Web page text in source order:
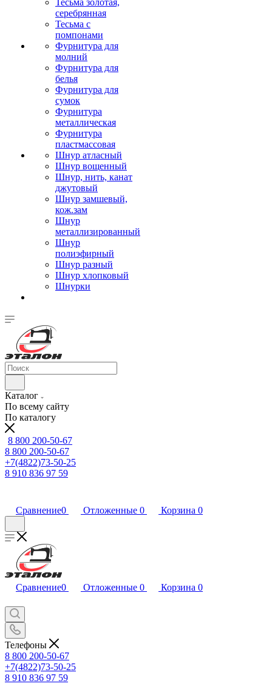
Тесьма золотая,
серебрянная
Тесьма с
помпонами
Фурнитура для
молний
Фурнитура для
белья
Фурнитура для
сумок
Фурнитура
металлическая
Фурнитура
пластмассовая
Шнур атласный
Шнур вощенный
Шнур, нить, канат
джутовый
Шнур замшевый,
кож.зам
Шнур
металлизированный
Шнур
полиэфирный
Шнур разный
Шнур хлопковый
Шнурки
Каталог
По всему сайту
По каталогу
8 800 200-50-67
8 800 200-50-67
+7(4822)73-50-25
8 910 836 97 59
Сравнение0 Отложенные 0 Корзина 0
Сравнение0 Отложенные 0 Корзина 0
Телефоны
8 800 200-50-67
+7(4822)73-50-25
8 910 836 97 59